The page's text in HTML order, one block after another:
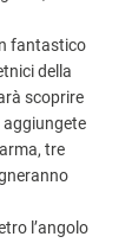
fantastico
della
scoprire
aggiungete
tre
l’angolo